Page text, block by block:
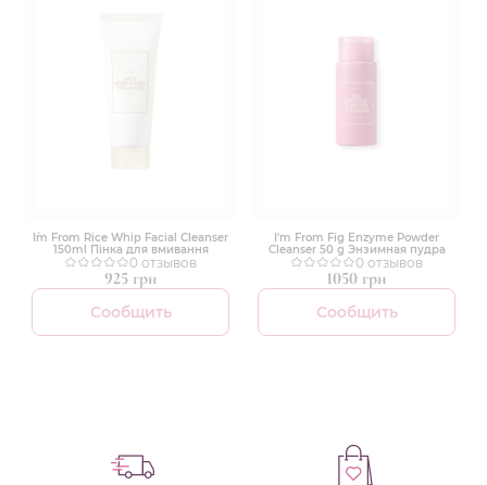
I`m From Rice Whip Facial Cleanser
150ml Пінка для вмивання
0 отзывов
925 грн
Сообщить
I'm From Fig Enzyme Powder
Cleanser 50 g Энзимная пудра
0 отзывов
1050 грн
Сообщить